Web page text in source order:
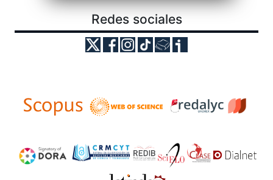
Redes sociales